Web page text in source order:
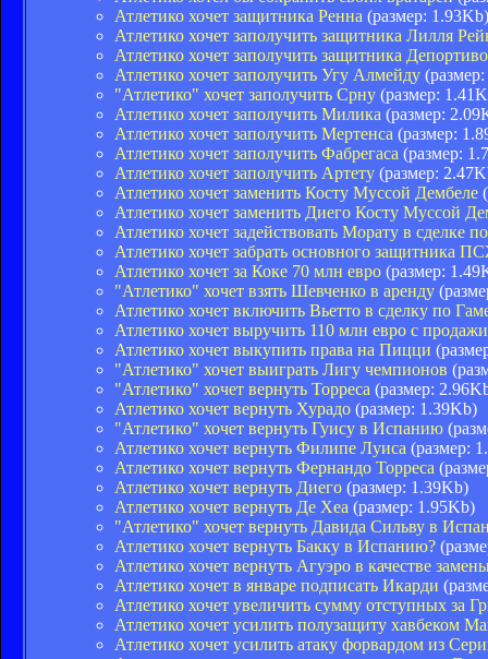
Атлетико хочет защитника Ренна (размер: 1.93Kb)
Атлетико хочет заполучить защитника Лилля
Атлетико хочет заполучить защитника Депортиво
Атлетико хочет заполучить Угу Алмейду
"Атлетико" хочет заполучить Срну (размер:
Атлетико хочет заполучить Милика (размер:
Атлетико хочет заполучить Мертенса (размер:
Атлетико хочет заполучить Фабрегаса (размер:
Атлетико хочет заполучить Артету (размер:
Атлетико хочет заменить Косту Муссой Дембеле
Атлетико хочет заменить Диего Косту Муссой
Атлетико хочет задействовать Морату в сделке
Атлетико хочет забрать основного защитника
Атлетико хочет за Коке 70 млн евро (размер:
"Атлетико" хочет взять Шевченко в аренду
Атлетико хочет включить Вьетто в сделку по
Атлетико хочет выручить 110 млн евро с
Атлетико хочет выкупить права на Пицци
"Атлетико" хочет выиграть Лигу чемпионов
"Атлетико" хочет вернуть Торреса (размер:
Атлетико хочет вернуть Хурадо (размер: 1.39Kb)
"Атлетико" хочет вернуть Гуису в Испанию
Атлетико хочет вернуть Филипе Луиса (размер:
Атлетико хочет вернуть Фернандо Торреса
Атлетико хочет вернуть Диего (размер: 1.39Kb)
Атлетико хочет вернуть Де Хеа (размер: 1.95Kb)
"Атлетико" хочет вернуть Давида Сильву в
Атлетико хочет вернуть Бакку в Испанию?
Атлетико хочет вернуть Агуэро в качестве
Атлетико хочет в январе подписать Икарди
Атлетико хочет увеличить сумму отступных за
Атлетико хочет усилить полузащиту хавбеком
Атлетико хочет усилить атаку форвардом из